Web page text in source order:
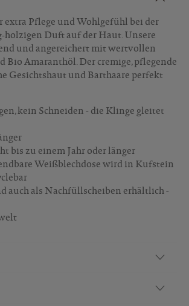
extra Pflege und Wohlgefühl bei der
holzigen Duft auf der Haut. Unsere
und angereichert mit wertvollen
Amaranthöl. Der cremige, pflegende
Gesichtshaut und Barthaare perfekt
kein Schneiden - die Klinge gleitet
bis zu einem Jahr oder länger
Weißblechdose wird in Kufstein
auch als Nachfüllscheiben erhältlich -